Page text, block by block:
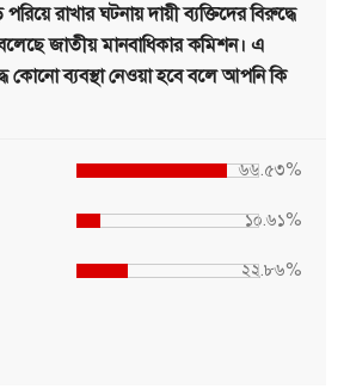
রাখার ঘটনায় দায়ী ব্যক্তিদের বিরুদ্ধে
জাতীয় মানবাধিকার কমিশন। এ
কোনো ব্যবস্থা নেওয়া হবে বলে আপনি কি
৬৬.৫৩%
১০.৬১%
২২.৮৬%